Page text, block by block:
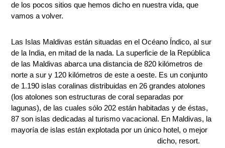
de los pocos sitios que hemos dicho en nuestra vida, que
vamos a volver.
Las Islas Maldivas están situadas en el Océano Índico, al sur
de la India, en mitad de la nada. La superficie de la República
de las Maldivas abarca una distancia de 820 kilómetros de
norte a sur y 120 kilómetros de este a oeste. Es un conjunto
de 1.190 islas coralinas distribuidas en 26 grandes atolones
(los atolones son estructuras de coral separadas por
lagunas), de las cuales sólo 202 están habitadas y de éstas,
87 son islas dedicadas al turismo vacacional. En Maldivas, la
mayoría de islas están explotada por un único hotel, o mejor
dicho, resort.